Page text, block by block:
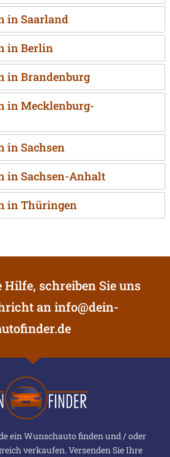
in Saarland
in Berlin
in Brandenburg
in Mecklenburg-
in Sachsen
in Sachsen-Anhalt
in Thüringen
Hilfe, schreiben Sie uns
aninfo@dein-
ein Wunschauto finden und / oder
verkaufen. Versenden Sie Ihre